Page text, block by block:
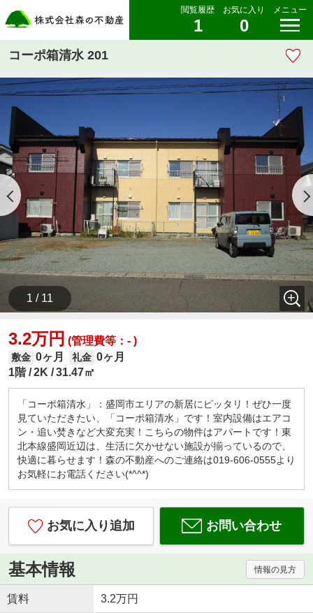
閲覧履歴
1
お気に入り
0
メニュー
コーポ箱清水 201
1 / 11
3.2万円 (管理費等：- )
敷金 0ヶ月 礼金 0ヶ月
1階 2K 31.47㎡
「コーポ箱清水」：盛岡市エリアの新居にピッタリ！ぜひ一度
見ていただきたい、「コーポ箱清水」です！室内設備はエアコ
ン・追い焚きなど大変充実！こちらの物件はアパートです！東
北本線盛岡近辺は、生活に欠かせない施設が揃っているので、
快適に暮らせます！森の不動産へのご連絡は019-606-0555より
お気軽にお電話ください(*^^*)
お気に入り追加 お問い合わせ
基本情報 情報の見方
賃料 3.2万円